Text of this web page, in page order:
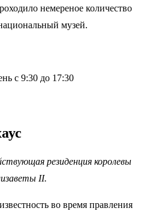
немереное количество
музей.
с 9:30 до 17:30
резиденция королевы
II.
во время правления